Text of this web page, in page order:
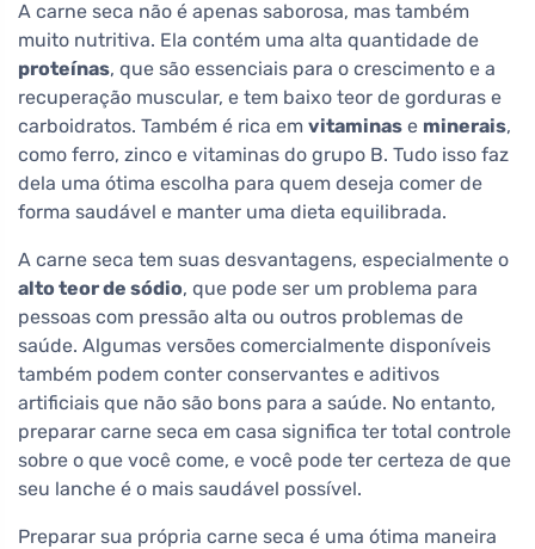
A carne seca não é apenas saborosa, mas também
muito nutritiva. Ela contém uma alta quantidade de
proteínas, que são essenciais para o crescimento e a
recuperação muscular, e tem baixo teor de gorduras e
carboidratos. Também é rica em vitaminas e minerais,
como ferro, zinco e vitaminas do grupo B. Tudo isso faz
dela uma ótima escolha para quem deseja comer de
forma saudável e manter uma dieta equilibrada.
A carne seca tem suas desvantagens, especialmente o
alto teor de sódio, que pode ser um problema para
pessoas com pressão alta ou outros problemas de
saúde. Algumas versões comercialmente disponíveis
também podem conter conservantes e aditivos
artificiais que não são bons para a saúde. No entanto,
preparar carne seca em casa significa ter total controle
sobre o que você come, e você pode ter certeza de que
seu lanche é o mais saudável possível.
Preparar sua própria carne seca é uma ótima maneira